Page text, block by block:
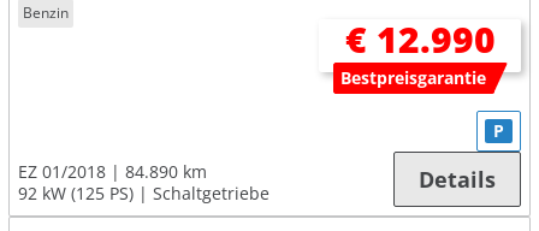
Benzin
€ 12.990
Bestpreisgarantie
EZ 01/2018
84.890 km
92 kW (125 PS)
Schaltgetriebe
P
Details